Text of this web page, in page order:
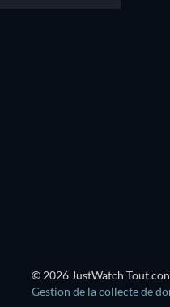
© 2026 JustWatch Tout
Gestion de la collecte de